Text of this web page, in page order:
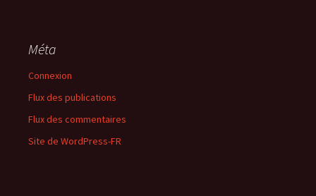
Méta
Connexion
Flux des publications
Flux des commentaires
Site de WordPress-FR